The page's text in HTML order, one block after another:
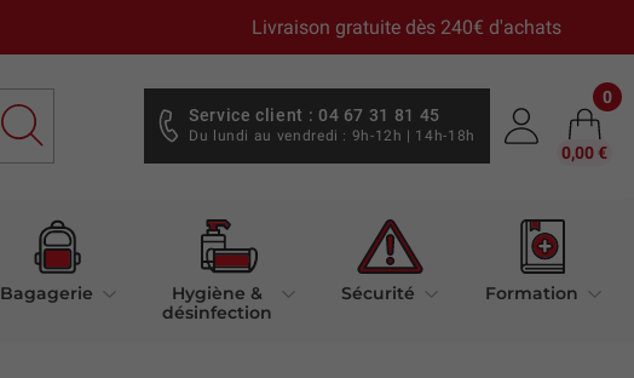
Livraison gratuite dès 240€ d'achats
Service client : 04 67 31 81 45
Du lundi au vendredi : 9h-12h | 14h-18h
0
0,00 €
Bagagerie
Hygiène &
désinfection
Sécurité Formation